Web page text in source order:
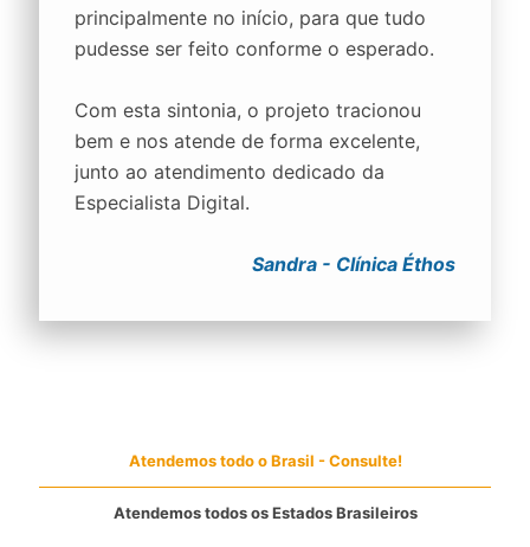
principalmente no início, para que tudo
pudesse ser feito conforme o esperado.
Com esta sintonia, o projeto tracionou
bem e nos atende de forma excelente,
junto ao atendimento dedicado da
Especialista Digital.
Sandra - Clínica Éthos
Atendemos todo o Brasil - Consulte!
Atendemos todos os Estados Brasileiros